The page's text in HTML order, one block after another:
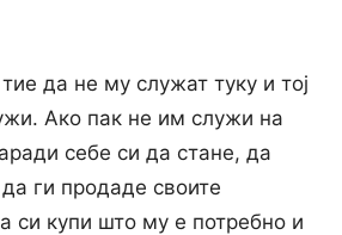
да не му служат туку и тој
Ако пак не им служи на
себе си да стане, да
ги продаде своите
си купи што му е потребно и